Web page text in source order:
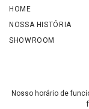
HOME
NOSSA HISTÓRIA
SHOWROOM
Nosso horário de